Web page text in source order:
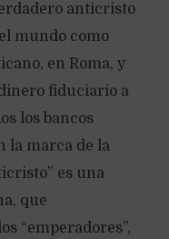
anticristo
mundo como
en Roma, y
fiduciario a
los bancos
la marca de la
es una
que
“emperadores”,